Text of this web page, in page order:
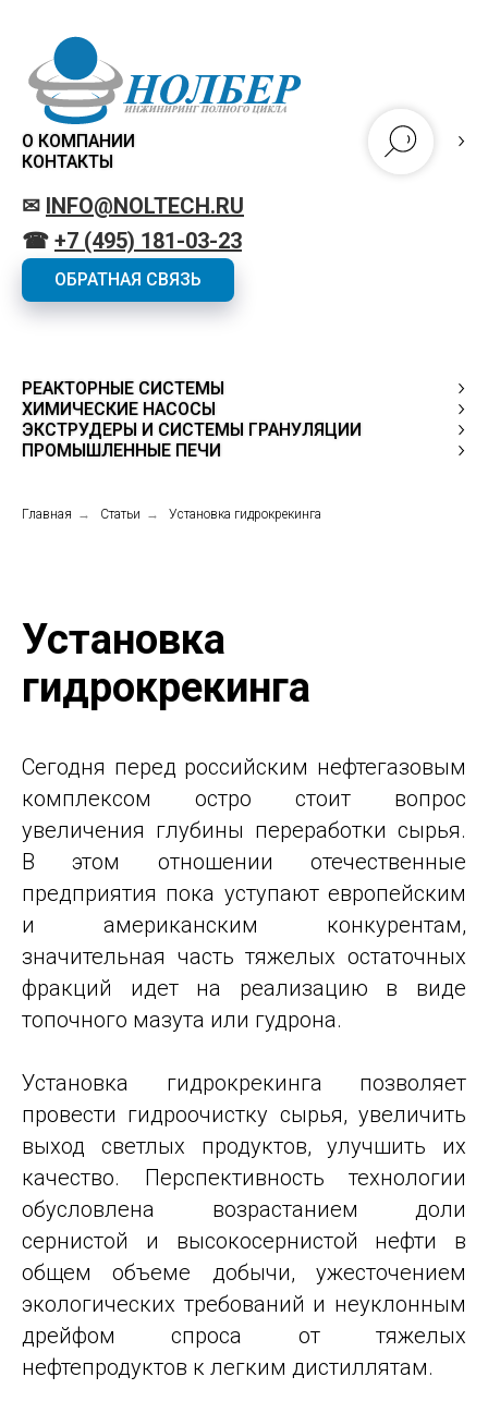
О КОМПАНИИ
КОНТАКТЫ
✉ INFO@NOLTECH.RU
☎ +7 (495) 181-03-23
ОБРАТНАЯ СВЯЗЬ
РЕАКТОРНЫЕ СИСТЕМЫ
ХИМИЧЕСКИЕ НАСОСЫ
ЭКСТРУДЕРЫ И СИСТЕМЫ ГРАНУЛЯЦИИ
ПРОМЫШЛЕННЫЕ ПЕЧИ
Главная → Статьи → Установка гидрокрекинга
Установка
гидрокрекинга
Сегодня перед российским нефтегазовым
комплексом остро стоит вопрос
увеличения глубины переработки сырья.
В этом отношении отечественные
предприятия пока уступают европейским
и американским конкурентам,
значительная часть тяжелых остаточных
фракций идет на реализацию в виде
топочного мазута или гудрона.
Установка гидрокрекинга позволяет
провести гидроочистку сырья, увеличить
выход светлых продуктов, улучшить их
качество. Перспективность технологии
обусловлена возрастанием доли
сернистой и высокосернистой нефти в
общем объеме добычи, ужесточением
экологических требований и неуклонным
дрейфом спроса от тяжелых
нефтепродуктов к легким дистиллятам.